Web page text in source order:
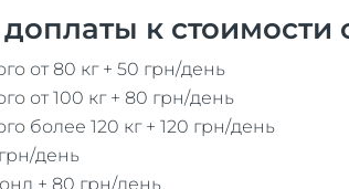
к
от 80 кг + 50 грн/день
от 100 кг + 80 грн/день
более 120 кг + 120 грн/день
день
+ 80 грн/день